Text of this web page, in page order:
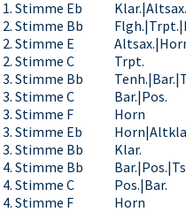
1. Stimme Eb
Klar.|Altsax.
2. Stimme Bb
2. Stimme E
2. Stimme C
Trpt.
3. Stimme Bb
3. Stimme C
Bar.|Pos.
3. Stimme F
Horn
3. Stimme Eb
3. Stimme Bb
Klar.
4. Stimme Bb
4. Stimme C
Pos.|Bar.
4. Stimme F
Horn